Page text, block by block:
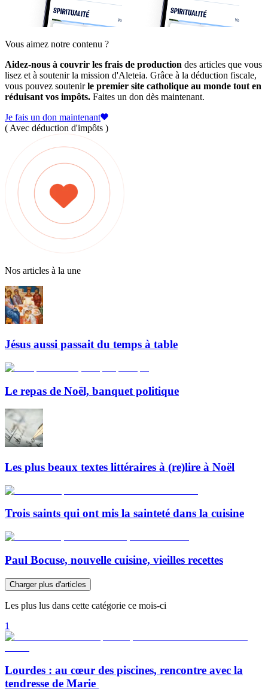
Vous aimez notre contenu ?
Aidez-nous à couvrir les frais de production des articles que vous
lisez et à soutenir la mission d'Aleteia. Grâce à la déduction fiscale,
vous pouvez soutenirle premier site catholique au monde tout en
réduisant vos impôts. Faites un don dès maintenant.
Je fais un don maintenant
( Avec déduction d'impôts )
Nos articles à la une
Jésus aussi passait du temps à table
Le repas de Noël, banquet politique
Les plus beaux textes littéraires à (re)lire à Noël
Trois saints qui ont mis la sainteté dans la cuisine
Paul Bocuse, nouvelle cuisine, vieilles recettes
Charger plus d'articles
Les plus lus dans cette catégorie ce mois-ci
1
Lourdes : au cœur des piscines, rencontre avec la
tendresse de Marie